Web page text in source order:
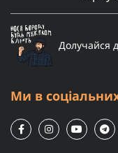
Долучайся
Ми в